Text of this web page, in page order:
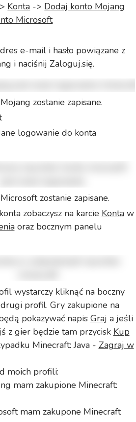
Konta -> Dodaj konto Mojang
Microsoft
e-mail i hasło powiązane z
i naciśnij Zaloguj.się.
zostanie zapisane.
logowanie do konta
zostanie zapisane.
zobaczysz na karcie Kontaw
oraz bocznym panelu
wystarczy kliknąć na boczny
profil. Gry zakupione na
pokazywać napis Graj a jeśli
z gier będzie tam przycisk Kup
Minecraft: Java - Zagraj w
moich profili:
mam zakupione Minecraft:
mam zakupone Minecraft